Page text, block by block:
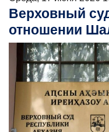
Верховный
отношении